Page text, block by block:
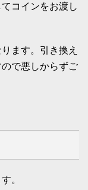
コインをお渡し
ます。引き換え
で悪しからずご
。